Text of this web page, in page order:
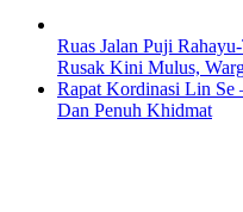
Ruas Jalan Puji
Rusak Kini Mulus,
Rapat Kordinasi Lin Se
Dan Penuh Khidmat